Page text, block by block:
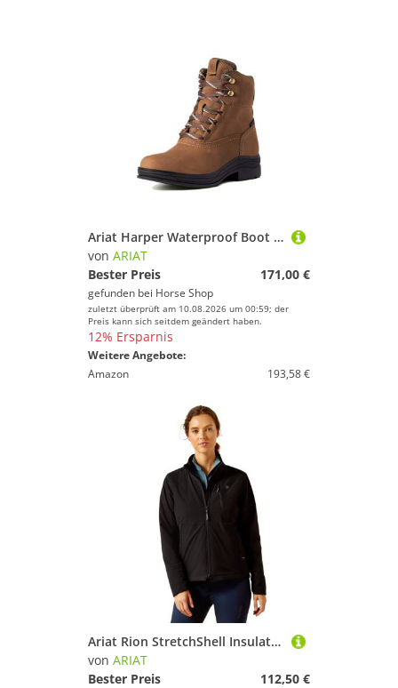
Ariat Harper Waterproof Boot Dark Earth
von ARIAT
Bester Preis
171,00 €
gefunden bei Horse Shop
zuletzt überprüft am 10.08.2026 um 00:59; der
Preis kann sich seitdem geändert haben.
12% Ersparnis
Weitere Angebote:
Amazon
193,58 €
Ariat Rion StretchShell Insulated Jacke Damen
von ARIAT
Bester Preis
112,50 €